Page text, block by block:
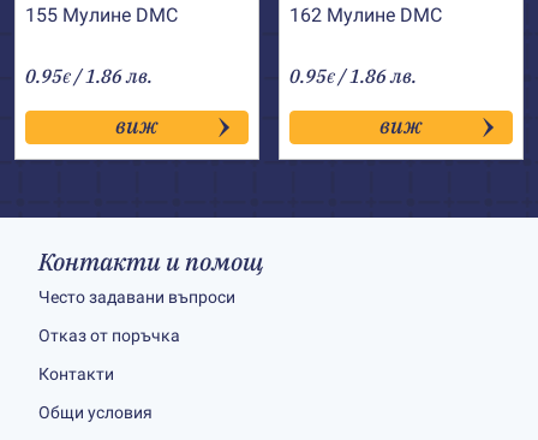
155 Мулине DMC
0.95€ / 1.86 лв.
виж
162 Мулине DMC
0.95€ / 1.86 лв.
виж
Контакти и помощ
Често задавани въпроси
Отказ от поръчка
Контакти
Общи условия